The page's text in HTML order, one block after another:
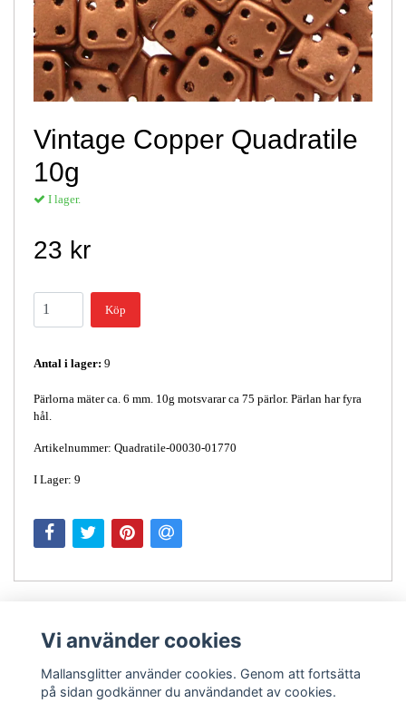
Vintage Copper Quadratile
10g
I lager.
23 kr
Köp
Antal i lager: 9
Pärlorna mäter ca. 6 mm. 10g motsvarar ca 75 pärlor. Pärlan har fyra
hål.
Artikelnummer: Quadratile-00030-01770
I Lager: 9
Vi använder cookies
Mallansglitter använder cookies. Genom att fortsätta
på sidan godkänner du användandet av cookies.